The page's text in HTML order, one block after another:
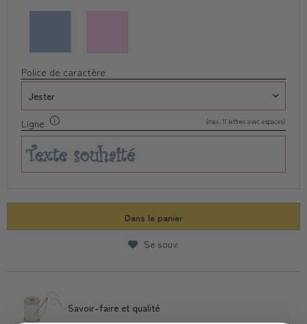
Police de caractère
Ligne (max. 11 lettres avec espaces)
Dans le panier
Se souv.
Savoir-faire et qualité